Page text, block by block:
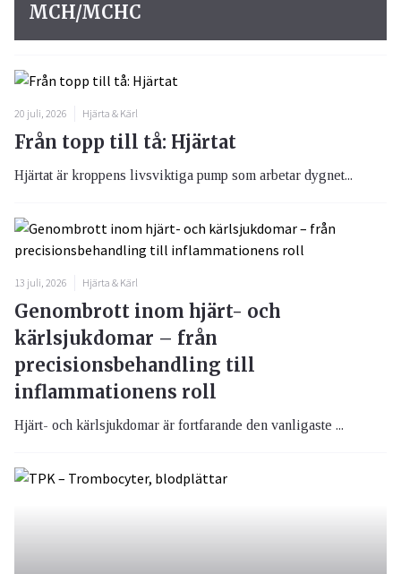
20 juli, 2026 Hjärta & Kärl
Från topp till tå: Hjärtat
Hjärtat är kroppens livsviktiga pump som arbetar dygnet...
13 juli, 2026 Hjärta & Kärl
Genombrott inom hjärt- och
kärlsjukdomar – från
precisionsbehandling till
inflammationens roll
Hjärt- och kärlsjukdomar är fortfarande den vanligaste ...
MCH/MCHC